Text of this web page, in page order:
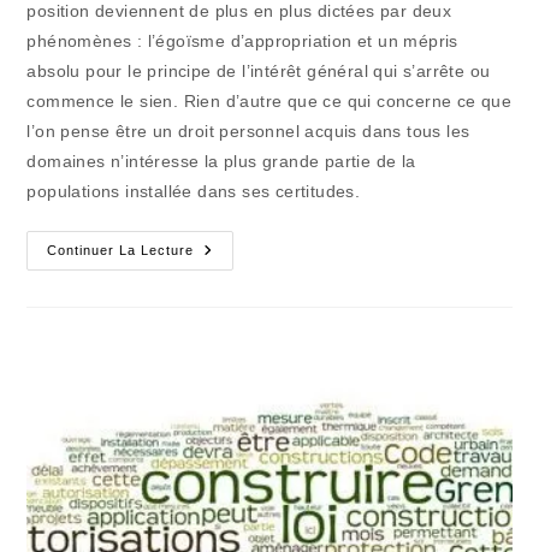
position deviennent de plus en plus dictées par deux
phénomènes : l’égoïsme d’appropriation et un mépris
absolu pour le principe de l’intérêt général qui s’arrête ou
commence le sien. Rien d’autre que ce qui concerne ce que
l’on pense être un droit personnel acquis dans tous les
domaines n’intéresse la plus grande partie de la
populations installée dans ses certitudes.
Continuer La Lecture
L’urbanisation
Cheval